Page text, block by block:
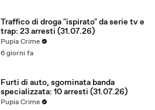
Traffico di droga "ispirato" da serie tv e
trap: 23 arresti (31.07.26)
Pupia Crime
6 giorni fa
Furti di auto, sgominata banda
specializzata: 10 arresti (31.07.26)
Pupia Crime